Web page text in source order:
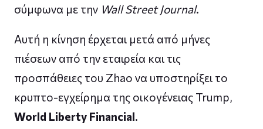
σύμφωνα με την Wall Street Journal.
Αυτή η κίνηση έρχεται μετά από μήνες
πιέσεων από την εταιρεία και τις
προσπάθειες του Zhao να υποστηρίξει το
κρυπτο-εγχείρημα της οικογένειας Trump,
World Liberty Financial.